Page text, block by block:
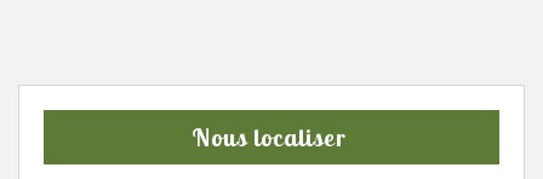
Nous localiser